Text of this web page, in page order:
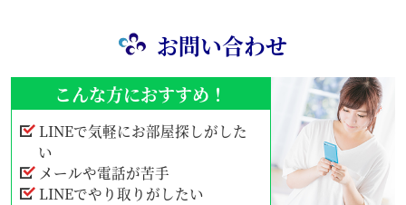
お問い合わせ
こんな方におすすめ！
LINEで気軽にお部屋探しがした
い
メールや電話が苦手
LINEでやり取りがしたい